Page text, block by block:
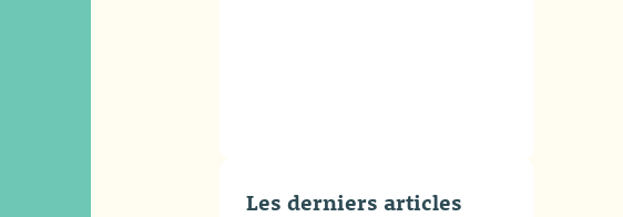
Les derniers articles